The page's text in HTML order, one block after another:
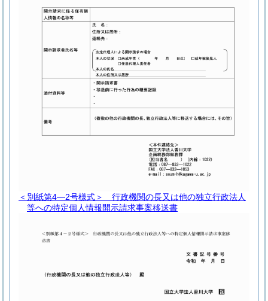
＜別紙第4―2号様式＞
行政機関の長又は他の独立行政法人
等への特定個人情報開示請求事案移送書